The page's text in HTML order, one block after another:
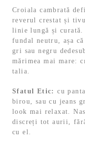
Croiala cambrată
reverul crestat și
linie lungă și curată.
fundal neutru, așa
gri sau negru
mărimea mai mare:
talia.
Sfatul Etic: cu
birou, sau cu jeans
look mai relaxat.
discreți tot aurii,
cu el.